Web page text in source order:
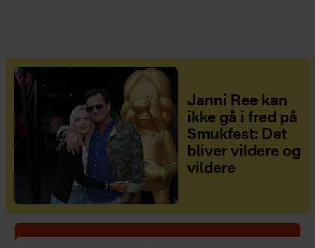
Janni Ree kan
ikke gå i fred på
Smukfest: Det
bliver vildere og
vildere